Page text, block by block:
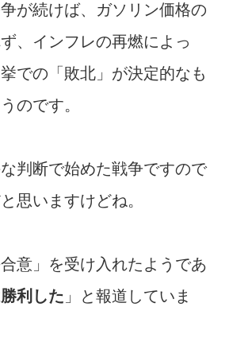
が続けば、ガソリン価格の
、インフレの再燃によっ
での「敗北」が決定的なも
のです。
判断で始めた戦争ですので
思いますけどね。
意」を受け入れたようであ
利した 」と報道していま